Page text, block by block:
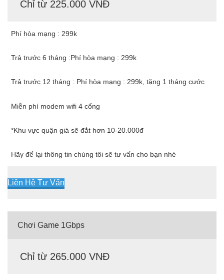
Chỉ từ 225.000 VNĐ
Phí hòa mạng : 299k
Trả trước 6 tháng :Phí hòa mạng : 299k
Trả trước 12 tháng : Phí hòa mạng : 299k, tặng 1 tháng cước
Miễn phí modem wifi 4 cổng
*Khu vực quận giá sẽ đắt hơn 10-20.000đ
Hãy để lại thông tin chúng tôi sẽ tư vấn cho bạn nhé
Liên Hệ Tư Vấn
Chơi Game 1Gbps
Chỉ từ 265.000 VNĐ